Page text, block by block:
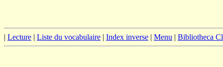
| Lecture | Liste du vocabulaire | Index inverse | Menu | Bibliotheca